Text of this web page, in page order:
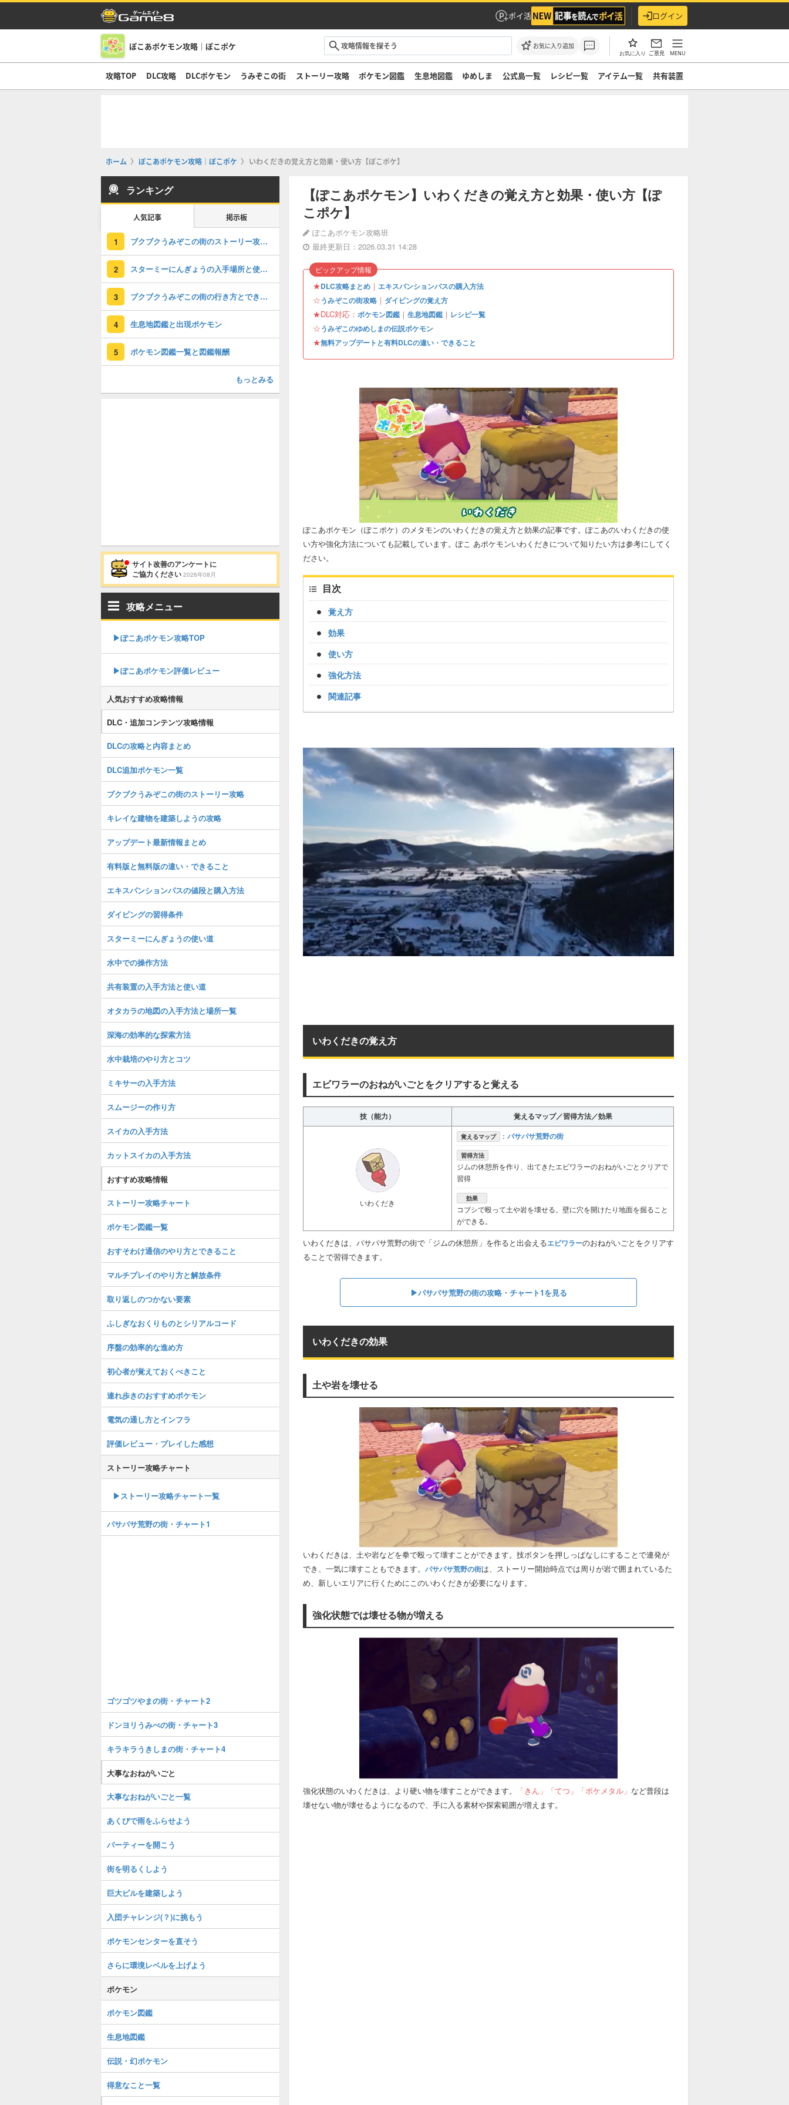
ポイ活 ログイン
ぽこあポケモン攻略｜ぽこポケ お気に入り追加
お気に入り ご意見 MENU
攻略TOP DLC攻略 DLCポケモン うみぞこの街 ストーリー攻略 ポケモン図鑑 生息地図鑑 ゆめしま 公式島一覧 レシピ一覧 アイテム一覧 共有装置
ホーム ぽこあポケモン攻略｜ぽこポケ いわくだきの覚え方と効果・使い方【ぽこポケ】
【ぽこあポケモン】いわくだきの覚え方と効果・使い方【ぽ
こポケ】
ぽこあポケモン攻略班
最終更新日：2026.03.31 14:28
★DLC攻略まとめ ｜ エキスパンションパスの購入方法
☆うみぞこの街攻略 ｜ ダイビングの覚え方
★DLC対応： ポケモン図鑑 ｜ 生息地図鑑 ｜ レシピ一覧
☆うみぞこのゆめしまの伝説ポケモン
★無料アップデートと有料DLCの違い・できること
ピックアップ情報
ぽこあポケモン（ぽこポケ）のメタモンのいわくだきの覚え方と効果の記事です。ぽこあのいわくだきの使
い方や強化方法についても記載しています。ぽこ あポケモンいわくだきについて知りたい方は参考にしてく
ださい。
目次
覚え方
効果
使い方
強化方法
関連記事
いわくだきの覚え方
エビワラーのおねがいごとをクリアすると覚える
技（能力） 覚えるマップ／習得方法／効果
いわくだき
覚えるマップ ： パサパサ荒野の街
習得方法
ジムの休憩所を作り、出てきたエビワラーのおねがいごとクリアで
習得
効果
コブシで殴って土や岩を壊せる。壁に穴を開けたり地面を掘ること
ができる。
いわくだきは、パサパサ荒野の街で「ジムの休憩所」を作ると出会えるエビワラーのおねがいごとをクリアす
ることで習得できます。
▶︎パサパサ荒野の街の攻略・チャート1を見る
いわくだきの効果
土や岩を壊せる
いわくだきは、土や岩などを拳で殴って壊すことができます。技ボタンを押しっぱなしにすることで連発が
でき、一気に壊すこともできます。 パサパサ荒野の街は、ストーリー開始時点では周りが岩で囲まれているた
め、新しいエリアに行くためにこのいわくだきが必要になります。
強化状態では壊せる物が増える
強化状態のいわくだきは、より硬い物を壊すことができます。 「きん」「てつ」「ポケメタル」 など普段は
壊せない物が壊せるようになるので、手に入る素材や探索範囲が増えます。
ランキング
人気記事 掲示板
1 ブクブクうみぞこの街のストーリー攻略・DLC第1弾
2 スターミーにんぎょうの入手場所と使い道
3 ブクブクうみぞこの街の行き方とできること
4 生息地図鑑と出現ポケモン
5 ポケモン図鑑一覧と図鑑報酬
もっとみる
サイト改善のアンケートに
ご協力ください 2026年08月
攻略メニュー
▶︎ぽこあポケモン攻略TOP
▶︎ぽこあポケモン評価レビュー
人気おすすめ攻略情報
DLC・追加コンテンツ攻略情報
DLCの攻略と内容まとめ
DLC追加ポケモン一覧
ブクブクうみぞこの街のストーリー攻略
キレイな建物を建築しようの攻略
アップデート最新情報まとめ
有料版と無料版の違い・できること
エキスパンションパスの値段と購入方法
ダイビングの習得条件
スターミーにんぎょうの使い道
水中での操作方法
共有装置の入手方法と使い道
オタカラの地図の入手方法と場所一覧
深海の効率的な探索方法
水中栽培のやり方とコツ
ミキサーの入手方法
スムージーの作り方
スイカの入手方法
カットスイカの入手方法
おすすめ攻略情報
ストーリー攻略チャート
ポケモン図鑑一覧
おすそわけ通信のやり方とできること
マルチプレイのやり方と解放条件
取り返しのつかない要素
ふしぎなおくりものとシリアルコード
序盤の効率的な進め方
初心者が覚えておくべきこと
連れ歩きのおすすめポケモン
電気の通し方とインフラ
評価レビュー・プレイした感想
ストーリー攻略チャート
▶ストーリー攻略チャート一覧
パサパサ荒野の街・チャート1
ゴツゴツやまの街・チャート2
ドンヨリうみべの街・チャート3
キラキラうきしまの街・チャート4
大事なおねがいごと
大事なおねがいごと一覧
あくびで雨をふらせよう
パーティーを開こう
街を明るくしよう
巨大ビルを建築しよう
入団チャレンジ(？)に挑もう
ポケモンセンターを直そう
さらに環境レベルを上げよう
ポケモン
ポケモン図鑑
生息地図鑑
伝説・幻ポケモン
得意なこと一覧